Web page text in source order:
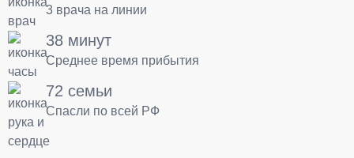
3 врача на линии
38 минут
Среднее время прибытия
72 семьи
Спасли по всей РФ